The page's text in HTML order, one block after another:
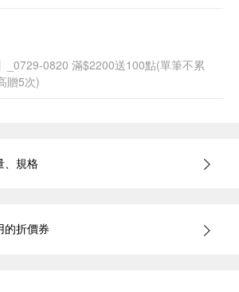
_0729-0820 滿$2200送100點(單筆不累
贈5次)
、規格
的折價券